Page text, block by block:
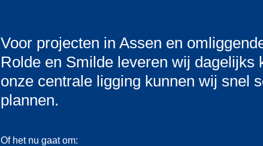
Voor projecten in Assen en
Rolde en Smilde leveren wij dagelijks
onze centrale ligging kunnen wij snel
plannen.
Of het nu gaat om: